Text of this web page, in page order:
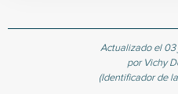
Actualizado el 03
por Vichy
(Identificador de